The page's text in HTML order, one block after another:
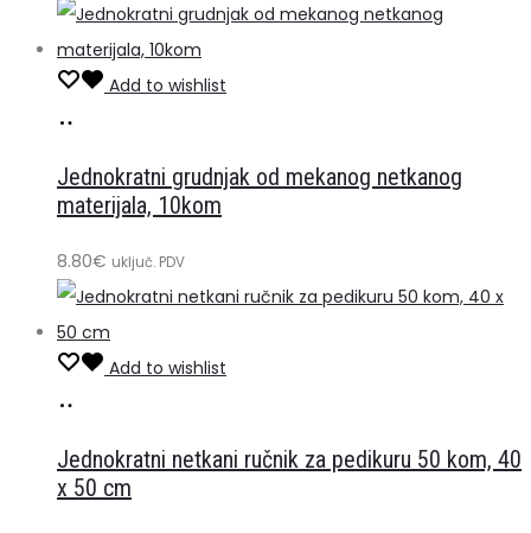
Add to wishlist
košaricu
Jednokratni grudnjak od mekanog netkanog
materijala, 10kom
8.80€ uključ. PDV
Add to wishlist
košaricu
Jednokratni netkani ručnik za pedikuru 50 kom, 40
x 50 cm